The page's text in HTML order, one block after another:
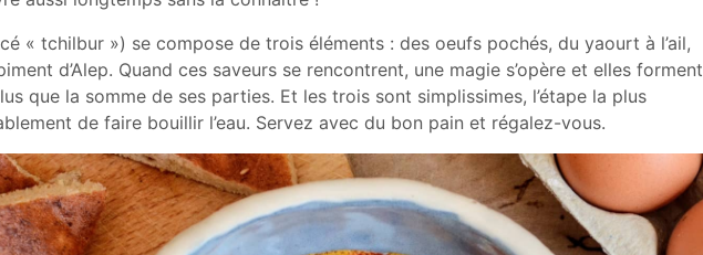
« tchilbur ») se compose de trois éléments : des oeufs pochés, du yaourt à l’ail,
d’Alep. Quand ces saveurs se rencontrent, une magie s’opère et elles forment
que la somme de ses parties. Et les trois sont simplissimes, l’étape la plus
de faire bouillir l’eau. Servez avec du bon pain et régalez-vous.